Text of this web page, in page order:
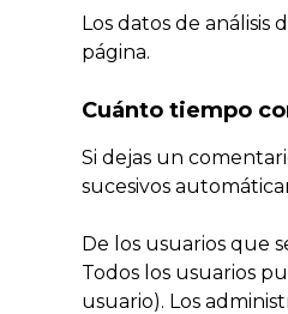
Los datos de análisis
página.
Cuánto tiempo
Si dejas un
sucesivos
De los usuarios que
Todos los usuarios
usuario). Los